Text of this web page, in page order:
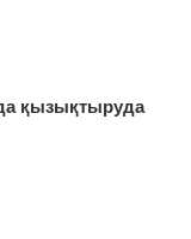
қызықтыруда